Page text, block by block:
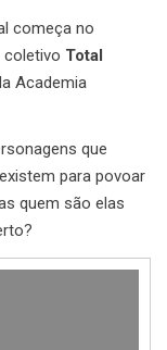
começa no
coletivo Total
Academia
que
para povoar
quem são elas